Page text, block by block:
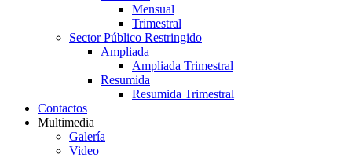
Mensual
Trimestral
Sector Público Restringido
Ampliada
Ampliada Trimestral
Resumida
Resumida Trimestral
Contactos
Multimedia
Galería
Video